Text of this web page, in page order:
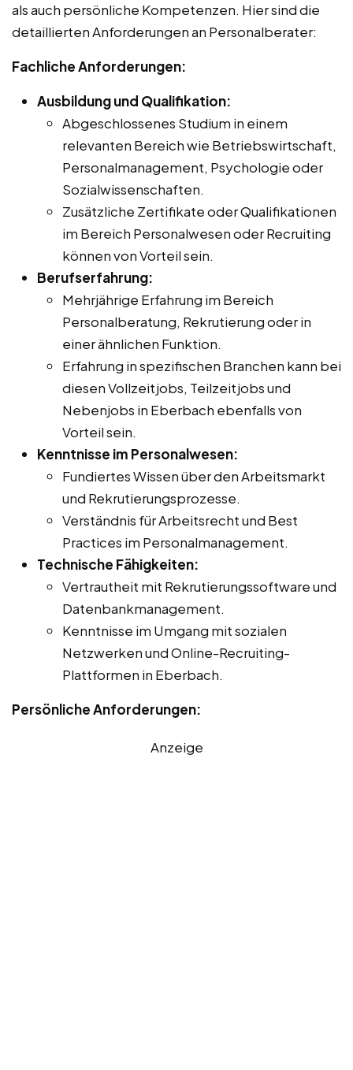
als auch persönliche Kompetenzen. Hier sind die
detaillierten Anforderungen an Personalberater:
Fachliche Anforderungen:
Ausbildung und Qualifikation:
Abgeschlossenes Studium in einem
relevanten Bereich wie Betriebswirtschaft,
Personalmanagement, Psychologie oder
Sozialwissenschaften.
Zusätzliche Zertifikate oder Qualifikationen
im Bereich Personalwesen oder Recruiting
können von Vorteil sein.
Berufserfahrung:
Mehrjährige Erfahrung im Bereich
Personalberatung, Rekrutierung oder in
einer ähnlichen Funktion.
Erfahrung in spezifischen Branchen kann bei
diesen Vollzeitjobs, Teilzeitjobs und
Nebenjobs in Eberbach ebenfalls von
Vorteil sein.
Kenntnisse im Personalwesen:
Fundiertes Wissen über den Arbeitsmarkt
und Rekrutierungsprozesse.
Verständnis für Arbeitsrecht und Best
Practices im Personalmanagement.
Technische Fähigkeiten:
Vertrautheit mit Rekrutierungssoftware und
Datenbankmanagement.
Kenntnisse im Umgang mit sozialen
Netzwerken und Online-Recruiting-
Plattformen in Eberbach.
Persönliche Anforderungen:
Anzeige